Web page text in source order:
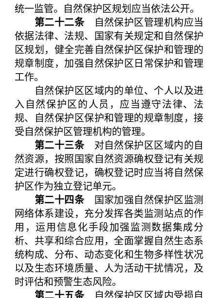
统一监管。自然保护区规划应当依法公开。
第二十二条自然保护区管理机构应当
依据法律、法规、国家有关规定和自然保护
区规划，健全完善自然保护区保护和管理的
规章制度，加强自然保护区日常保护和管理
工作。
自然保护区区域内的单位、个人以及进
入自然保护区的人员，应当遵守法律、法
规、自然保护区保护和管理的规章制度，接
受自然保护区管理机构的管理。
第二十三条对自然保护区区域内的自
然资源，按照国家自然资源确权登记有关规
定进行确权登记，确权登记时应当将自然保
护区作为独立登记单元。
第二十四条国家加强自然保护区监测
网络体系建设，充分发挥各类监测站点的作
用，运用信息化手段加强监测数据集成分
析、共享和综合应用，全面掌握自然生态系
统构成、分布、动态变化和生物多样性状况
以及生态环境质量、人为活动干扰情况，及
时评估和预警生态风险。
第二十五条自然保护区区域内受损自